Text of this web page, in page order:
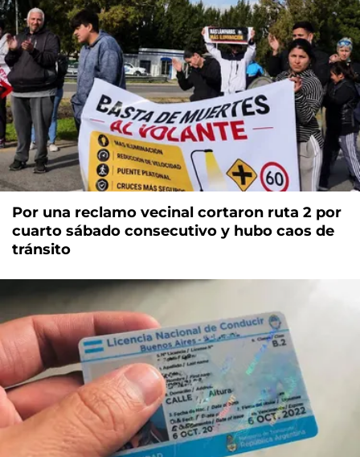
Por una reclamo vecinal cortaron ruta 2 por
cuarto sábado consecutivo y hubo caos de
tránsito